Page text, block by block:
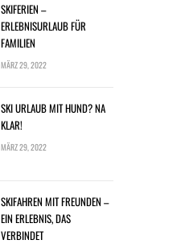
SKIFERIEN –
ERLEBNISURLAUB FÜR
FAMILIEN
MÄRZ 29, 2022
SKI URLAUB MIT HUND? NA
KLAR!
MÄRZ 29, 2022
SKIFAHREN MIT FREUNDEN –
EIN ERLEBNIS, DAS
VERBINDET